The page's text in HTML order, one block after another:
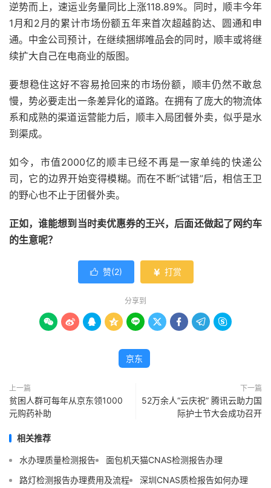
逆势而上，速运业务量同比上涨118.89%。同时，顺丰今年
1月和2月的累计市场份额五年来首次超越韵达、圆通和申
通。中金公司预计，在继续捆绑唯品会的同时，顺丰或将继
续扩大自己在电商业的版图。
要想稳住这好不容易抢回来的市场份额，顺丰仍然不敢怠
慢，势必要走出一条差异化的道路。在拥有了庞大的物流体
系和成熟的渠道运营能力后，顺丰入局团餐外卖，似乎是水
到渠成。
如今，市值2000亿的顺丰已经不再是一家单纯的快递公
司，它的边界开始变得模糊。而在不断“试错”后，相信王卫
的野心也不止于团餐外卖。
正如，谁能想到当时卖优惠券的王兴，后面还做起了网约车
的生意呢？
 赞(2)  打赏
分享到
        
京东
上一篇
贫困人群可每年从京东领1000
元购药补助
下一篇
52万余人“云庆祝” 腾讯云助力国
际护士节大会成功召开
相关推荐
水办理质量检测报告
面包机天猫CNAS检测报告办理
路灯检测报告办理费用及流程
深圳CNAS质检报告如何办理